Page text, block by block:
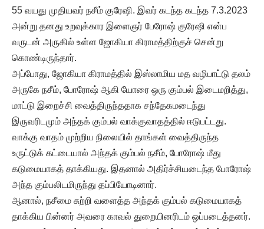
55 வயது முதியவர் நசீம் குரேஷி. இவர் கடந்த கடந்த 7.3.2023
அன்று தனது உறவுக்கார இளைஞர் பேரோஷ் குரேஷி என்ப
வருடன் அருகில் உள்ள ஜோகியா கிராமத்திற்குச் சென்று
கொண்டிருந்தார்.
அப்போது, ஜோகியா கிராமத்தில் இஸ்லாமிய மத வழிபாட்டு தலம்
அருகே நசீம், போரோஷ் ஆகி யோரை ஒரு கும்பல் இடைமறித்து,
மாட்டு இறைச்சி வைத்திருந்ததாக சந்தேகமடைந்து
இருவரிடமும் அந்தக் கும்பல் வாக்குவாதத்தில் ஈடுபட்டது.
வாக்கு வாதம் முற்றிய நிலையில் தாங்கள் வைத்திருந்த
உருட்டுக் கட்டையால் அந்தக் கும்பல் நசீம், போரோஷ் மீது
கடுமையாகத் தாக்கியது. இதனால் அதிர்ச்சியடைந்த போரோஷ்
அந்த கும்பலிடமிருந்து தப்பியோடினார்.
ஆனால், நசீமை சுற்றி வளைத்த அந்தக் கும்பல் கடுமையாகத்
தாக்கிய பின்னர் அவரை காவல் துறையினரிடம் ஒப்படைத்தனர்.